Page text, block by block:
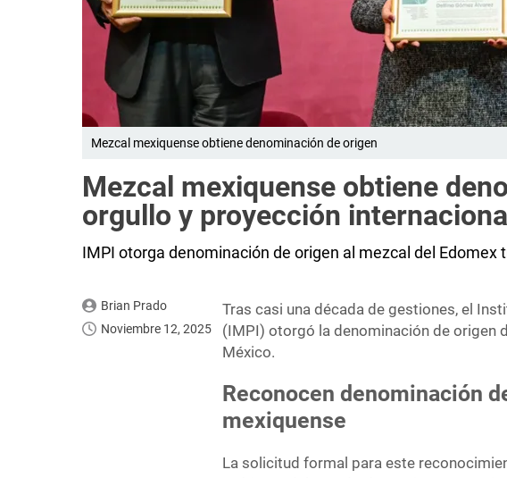
Mezcal mexiquense obtiene denominación de origen
Mezcal mexiquense obtiene
orgullo y proyección
IMPI otorga denominación de origen al mezcal del Edomex
Brian Prado
Noviembre 12, 2025
Tras casi una década de gestiones, el
(IMPI) otorgó la denominación de origen
México.
Reconocen denominación
mexiquense
La solicitud formal para este